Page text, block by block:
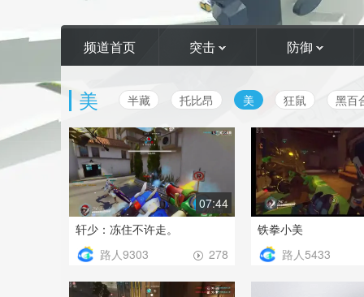
频道首页 突击 防御
美 半藏 托比昂 美 狂鼠 黑百
07:44
轩少：冻住不许走。
278
路人9303
铁拳小美
路人5433